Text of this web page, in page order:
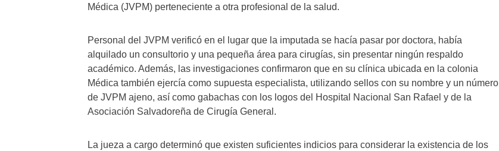
Médica (JVPM) perteneciente a otra profesional de la salud.
Personal del JVPM verificó en el lugar que la imputada se hacía pasar por doctora, había
alquilado un consultorio y una pequeña área para cirugías, sin presentar ningún respaldo
académico. Además, las investigaciones confirmaron que en su clínica ubicada en la colonia
Médica también ejercía como supuesta especialista, utilizando sellos con su nombre y un número
de JVPM ajeno, así como gabachas con los logos del Hospital Nacional San Rafael y de la
Asociación Salvadoreña de Cirugía General.
La jueza a cargo determinó que existen suficientes indicios para considerar la existencia de los